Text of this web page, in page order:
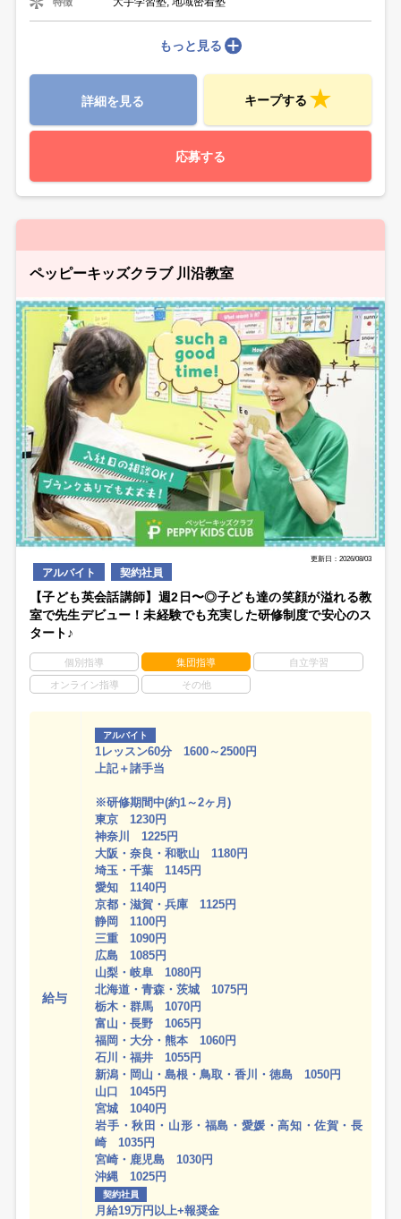
もっと見る
詳細を見る キープする
応募する
ペッピーキッズクラブ 川沿教室
更新日：2026/08/03
アルバイト 契約社員
【子ども英会話講師】週2日〜◎子ども達の笑顔が溢れる教
室で先生デビュー！未経験でも充実した研修制度で安心のス
タート♪
個別指導 集団指導 自立学習
オンライン指導 その他
給与
アルバイト
1レッスン60分 1600～2500円
上記＋諸手当
※研修期間中(約1～2ヶ月)
東京 1230円
神奈川 1225円
大阪・奈良・和歌山 1180円
埼玉・千葉 1145円
愛知 1140円
京都・滋賀・兵庫 1125円
静岡 1100円
三重 1090円
広島 1085円
山梨・岐阜 1080円
北海道・青森・茨城 1075円
栃木・群馬 1070円
富山・長野 1065円
福岡・大分・熊本 1060円
石川・福井 1055円
新潟・岡山・島根・鳥取・香川・徳島 1050円
山口 1045円
宮城 1040円
岩手・秋田・山形・福島・愛媛・高知・佐賀・長
崎 1035円
宮崎・鹿児島 1030円
沖縄 1025円
契約社員
月給19万円以上+報奨金